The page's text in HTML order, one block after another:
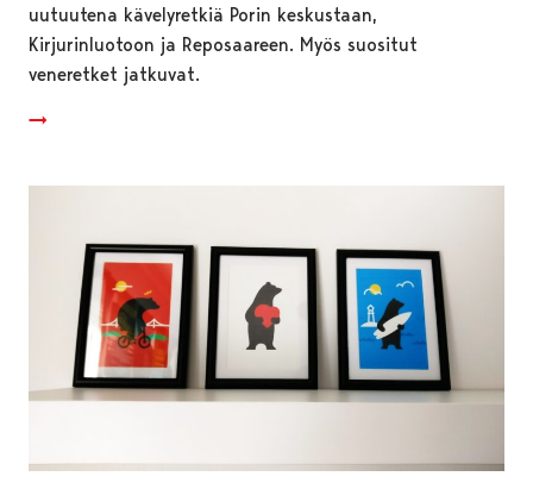
uutuutena kävelyretkiä Porin keskustaan,
Kirjurinluotoon ja Reposaareen. Myös suositut
veneretket jatkuvat.